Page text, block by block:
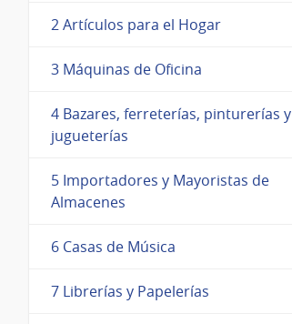
2 Artículos para el Hogar
3 Máquinas de Oficina
4 Bazares, ferreterías, pinturerías y
jugueterías
5 Importadores y Mayoristas de
Almacenes
6 Casas de Música
7 Librerías y Papelerías